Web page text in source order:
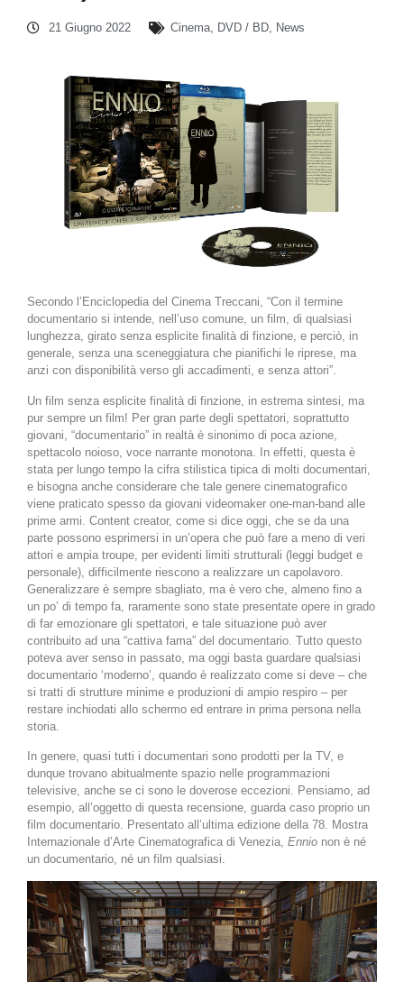
21 Giugno 2022 Cinema, DVD / BD, News
Secondo l’Enciclopedia del Cinema Treccani, “Con il termine
documentario si intende, nell’uso comune, un film, di qualsiasi
lunghezza, girato senza esplicite finalità di finzione, e perciò, in
generale, senza una sceneggiatura che pianifichi le riprese, ma
anzi con disponibilità verso gli accadimenti, e senza attori”.
Un film senza esplicite finalità di finzione, in estrema sintesi, ma
pur sempre un film! Per gran parte degli spettatori, soprattutto
giovani, “documentario” in realtà è sinonimo di poca azione,
spettacolo noioso, voce narrante monotona. In effetti, questa è
stata per lungo tempo la cifra stilistica tipica di molti documentari,
e bisogna anche considerare che tale genere cinematografico
viene praticato spesso da giovani videomaker one-man-band alle
prime armi. Content creator, come si dice oggi, che se da una
parte possono esprimersi in un’opera che può fare a meno di veri
attori e ampia troupe, per evidenti limiti strutturali (leggi budget e
personale), difficilmente riescono a realizzare un capolavoro.
Generalizzare è sempre sbagliato, ma è vero che, almeno fino a
un po’ di tempo fa, raramente sono state presentate opere in grado
di far emozionare gli spettatori, e tale situazione può aver
contribuito ad una “cattiva fama” del documentario. Tutto questo
poteva aver senso in passato, ma oggi basta guardare qualsiasi
documentario ‘moderno’, quando è realizzato come si deve – che
si tratti di strutture minime e produzioni di ampio respiro – per
restare inchiodati allo schermo ed entrare in prima persona nella
storia.
In genere, quasi tutti i documentari sono prodotti per la TV, e
dunque trovano abitualmente spazio nelle programmazioni
televisive, anche se ci sono le doverose eccezioni. Pensiamo, ad
esempio, all’oggetto di questa recensione, guarda caso proprio un
film documentario. Presentato all’ultima edizione della 78. Mostra
Internazionale d’Arte Cinematografica di Venezia, Ennio non è né
un documentario, né un film qualsiasi.